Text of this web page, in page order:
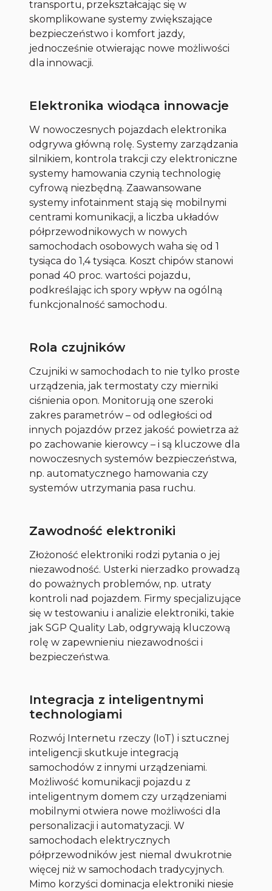
transportu, przekształcając się w
skomplikowane systemy zwiększające
bezpieczeństwo i komfort jazdy,
jednocześnie otwierając nowe możliwości
dla innowacji.
Elektronika wiodąca innowacje
W nowoczesnych pojazdach elektronika
odgrywa główną rolę. Systemy zarządzania
silnikiem, kontrola trakcji czy elektroniczne
systemy hamowania czynią technologię
cyfrową niezbędną. Zaawansowane
systemy infotainment stają się mobilnymi
centrami komunikacji, a liczba układów
półprzewodnikowych w nowych
samochodach osobowych waha się od 1
tysiąca do 1,4 tysiąca. Koszt chipów stanowi
ponad 40 proc. wartości pojazdu,
podkreślając ich spory wpływ na ogólną
funkcjonalność samochodu.
Rola czujników
Czujniki w samochodach to nie tylko proste
urządzenia, jak termostaty czy mierniki
ciśnienia opon. Monitorują one szeroki
zakres parametrów – od odległości od
innych pojazdów przez jakość powietrza aż
po zachowanie kierowcy – i są kluczowe dla
nowoczesnych systemów bezpieczeństwa,
np. automatycznego hamowania czy
systemów utrzymania pasa ruchu.
Zawodność elektroniki
Złożoność elektroniki rodzi pytania o jej
niezawodność. Usterki nierzadko prowadzą
do poważnych problemów, np. utraty
kontroli nad pojazdem. Firmy specjalizujące
się w testowaniu i analizie elektroniki, takie
jak SGP Quality Lab, odgrywają kluczową
rolę w zapewnieniu niezawodności i
bezpieczeństwa.
Integracja z inteligentnymi
technologiami
Rozwój Internetu rzeczy (IoT) i sztucznej
inteligencji skutkuje integracją
samochodów z innymi urządzeniami.
Możliwość komunikacji pojazdu z
inteligentnym domem czy urządzeniami
mobilnymi otwiera nowe możliwości dla
personalizacji i automatyzacji. W
samochodach elektrycznych
półprzewodników jest niemal dwukrotnie
więcej niż w samochodach tradycyjnych.
Mimo korzyści dominacja elektroniki niesie